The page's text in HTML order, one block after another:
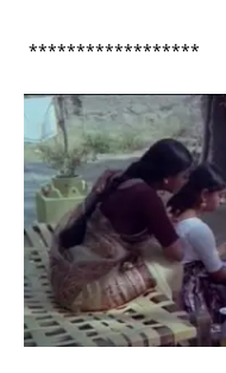
******************